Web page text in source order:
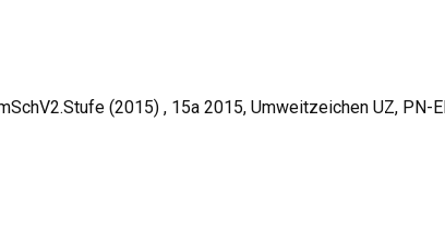
(2015) , 15a 2015, Umweitzeichen UZ, PN-